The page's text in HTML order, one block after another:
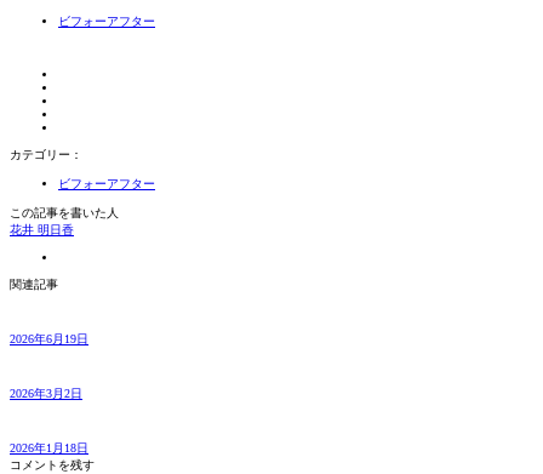
ビフォーアフター
カテゴリー：
ビフォーアフター
この記事を書いた人
花井 明日香
関連記事
2026年6月19日
2026年3月2日
2026年1月18日
コメントを残す